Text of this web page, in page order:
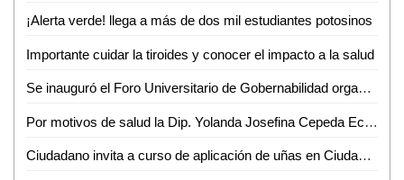
¡Alerta verde! llega a más de dos mil estudiantes potosinos
Importante cuidar la tiroides y conocer el impacto a la salud
Se inauguró el Foro Universitario de Gobernabilidad organizado por la Facultad de Derecho de la UASLP
Por motivos de salud la Dip. Yolanda Josefina Cepeda Echavarría solicitó licencia a su cargo del 24 de mayo al 01 de junio
Ciudadano invita a curso de aplicación de uñas en Ciudad Valles